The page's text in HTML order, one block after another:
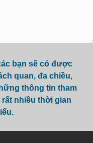
bạn sẽ có được
quan, đa chiều,
thông tin tham
nhiều thời gian